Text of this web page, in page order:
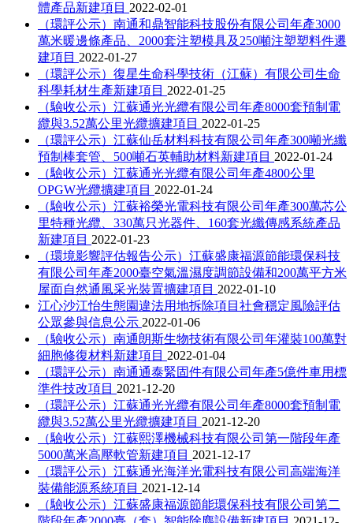
體產品新建項目 2022-02-01
（環評公示）南通和鼎智能科技股份有限公司年產3000
萬米暖邊條產品、2000套注塑模具及250噸注塑塑料件遷
建項目 2022-01-27
（環評公示）復星生命科學技術（江蘇）有限公司生命
科學耗材生產新建項目 2022-01-25
（驗收公示）江蘇通光光纜有限公司年產8000套預制電
纜與3.52萬公里光纜擴建項目 2022-01-25
（環評公示）江蘇仙岳材料科技有限公司年產300噸光纖
預制棒套管、500噸石英輔助材料新建項目 2022-01-24
（驗收公示）江蘇通光光纜有限公司年產4800公里
OPGW光纜擴建項目 2022-01-24
（驗收公示）江蘇裕榮光電科技有限公司年產300萬芯公
里特種光纜、330萬只光器件、160套光纖傳感系統產品
新建項目 2022-01-23
（環境影響評估報告公示）江蘇盛康福源節能環保科技
有限公司年產2000臺空氣溫濕度調節設備和200萬平方米
屋面自然通風采光裝置擴建項目 2022-01-10
江心沙江怡生態園違法用地拆除項目社會穩定風險評估
公眾參與信息公示 2022-01-06
（驗收公示）南通朗斯生物技術有限公司年灌裝100萬對
細胞修復材料新建項目 2022-01-04
（環評公示）南通通泰緊固件有限公司年產5億件車用標
準件技改項目 2021-12-20
（環評公示）江蘇通光光纜有限公司年產8000套預制電
纜與3.52萬公里光纜擴建項目 2021-12-20
（驗收公示）江蘇熙澤機械科技有限公司第一階段年產
5000萬米高壓軟管新建項目 2021-12-17
（環評公示）江蘇通光海洋光電科技有限公司高端海洋
裝備能源系統項目 2021-12-14
（驗收公示）江蘇盛康福源節能環保科技有限公司第二